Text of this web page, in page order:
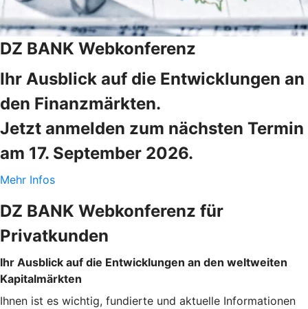
DZ BANK Webkonferenz
Ihr Ausblick auf die Entwicklungen an
den Finanzmärkten.
Jetzt anmelden zum nächsten Termin
am 17. September 2026.
Mehr Infos
DZ BANK Webkonferenz für
Privatkunden
Ihr Ausblick auf die Entwicklungen an den weltweiten
Kapitalmärkten
Ihnen ist es wichtig, fundierte und aktuelle Informationen